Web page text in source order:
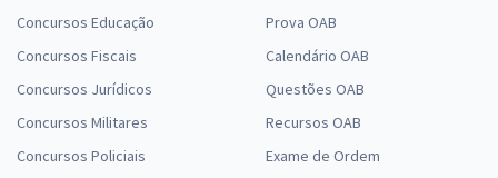
Concursos Educação
Concursos Fiscais
Concursos Jurídicos
Concursos Militares
Concursos Policiais
Prova OAB
Calendário OAB
Questões OAB
Recursos OAB
Exame de Ordem